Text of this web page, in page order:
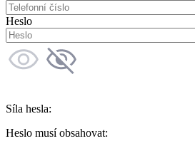
Heslo
Síla hesla:
Heslo musí obsahovat: